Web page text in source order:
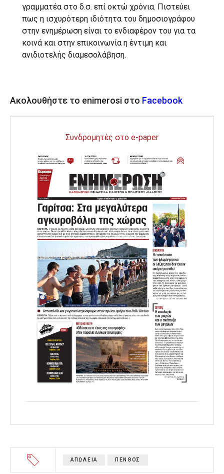
γραμματέα στο δ.σ. επί οκτώ χρόνια. Πιστεύει
πως η ισχυρότερη ιδιότητα του δημοσιογράφου
στην ενημέρωση είναι το ενδιαφέρον του για τα
κοινά και στην επικοινωνία η έντιμη και
ανιδιοτελής διαμεσολάβηση.
Ακολουθήστε το enimerosi στο Facebook
Συνδρομητές στο e-paper
ΑΠΩΛΕΙΑ ΠΕΝΘΟΣ